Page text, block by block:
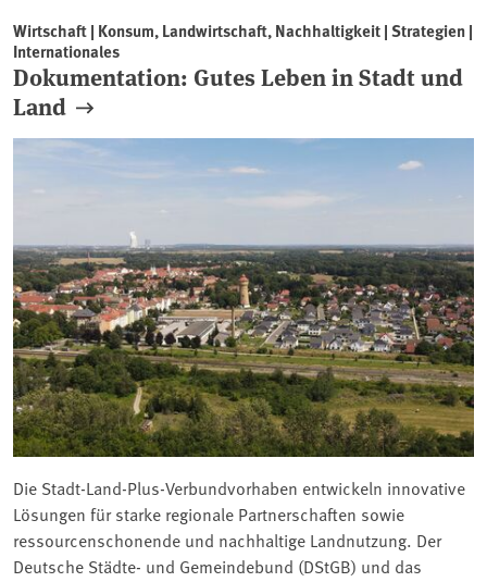
Wirtschaft | Konsum, Landwirtschaft, Nachhaltigkeit | Strategien |
Internationales
Dokumentation: Gutes Leben in Stadt und
Land
Die Stadt-Land-Plus-Verbundvorhaben entwickeln innovative
Lösungen für starke regionale Partnerschaften sowie
ressourcenschonende und nachhaltige Landnutzung. Der
Deutsche Städte- und Gemeindebund (DStGB) und das